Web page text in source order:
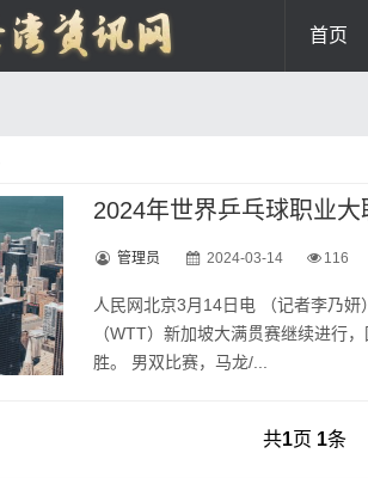
首页
2024年世界乒乓球职业
管理员 2024-03-14 116
人民网北京3月14日电 （记者李乃
（WTT）新加坡大满贯赛继续进行
胜。 男双比赛，马龙/...
共1页 1条